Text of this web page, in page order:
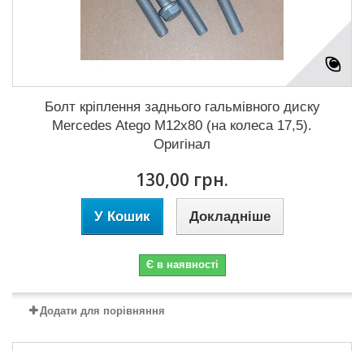
Болт кріплення заднього гальмівного диску
Mercedes Atego M12x80 (на колеса 17,5).
Оригінал
130,00 грн.
У Кошик Докладніше
Є в наявності
Додати для порівняння